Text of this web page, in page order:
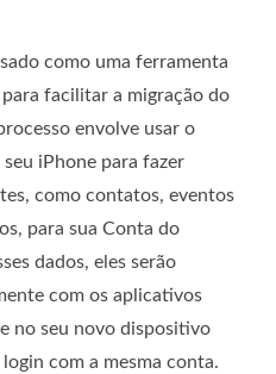
como uma ferramenta
facilitar a migração do
envolve usar o
iPhone para fazer
como contatos, eventos
para sua Conta do
dados, eles serão
com os aplicativos
no seu novo dispositivo
com a mesma conta.